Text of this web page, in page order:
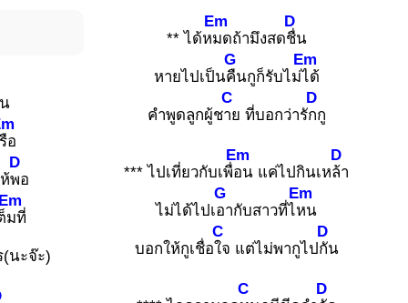
อ
D
พอ
มที่
(นะจ๊ะ)
** ได้ห
Em
มดถ้ามึงสด
D
ชื่น
หายไปเป็น
G
คืนกูก็รับไม่
Em
ได้
คำพูดลูกผู้ช
C
าย ที่บอกว่ารั
D
กกู
*** ไปเที่ยวกับเพื่
Em
อน แค่ไปกินเห
D
ล้า
ไม่ได้ไปเ
G
อากับสาวที่ไ
Em
หน
บอกให้กูเชื่อ
C
ใจ แต่ไม่พากูไป
D
กัน
C D